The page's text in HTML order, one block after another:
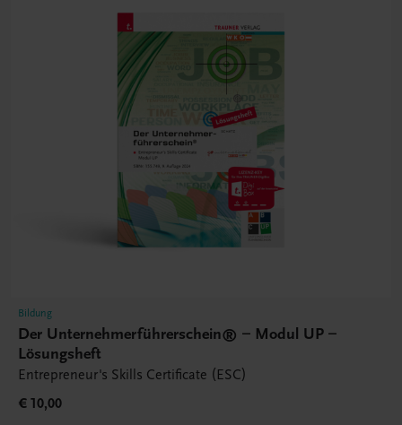
Bildung
Der Unternehmerführerschein® – Modul UP –
Lösungsheft
Entrepreneur's Skills Certificate (ESC)
€ 10,00